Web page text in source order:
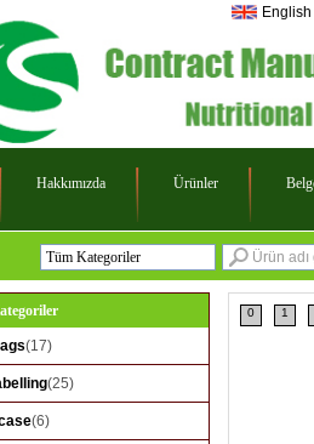
English
Hakkımızda Ürünler
Tüm Kategoriler
Private Labelling
ipad mini case
Armband for phone
(17)
(25)
(6)
0 1